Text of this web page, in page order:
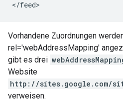
Vorhandene Zuordnungen
rel='webAddressMapping'
gibt es drei
Website
http://sites.google.com/
verweisen.